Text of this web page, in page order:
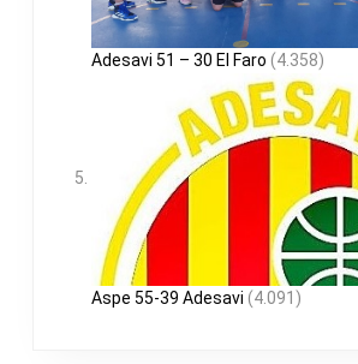
Adesavi 51 – 30 El Faro (4.358)
Aspe 55-39 Adesavi (4.091)